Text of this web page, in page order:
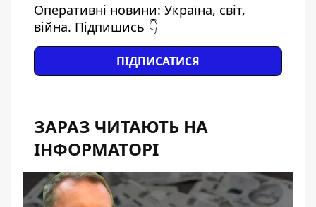
Оперативні новини: Україна, світ,
війна. Підпишись 👇
ПІДПИСАТИСЯ
ЗАРАЗ ЧИТАЮТЬ НА
ІНФОРМАТОРІ